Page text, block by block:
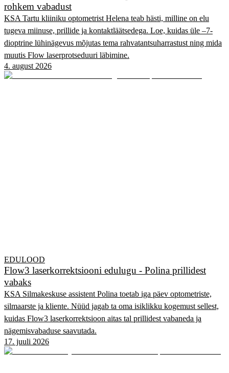
rohkem vabadust
KSA Tartu kliiniku optometrist Helena teab hästi, milline on elu
tugeva miinuse, prillide ja kontaktläätsedega. Loe, kuidas üle –7-
dioptrine lühinägevus mõjutas tema rahvatantsuharrastust ning mida
muutis Flow laserprotseduuri läbimine.
4. august 2026
EDULOOD
Flow3 laserkorrektsiooni edulugu - Polina prillidest
vabaks
KSA Silmakeskuse assistent Polina toetab iga päev optometriste,
silmaarste ja kliente. Nüüd jagab ta oma isiklikku kogemust sellest,
kuidas Flow3 laserkorrektsioon aitas tal prillidest vabaneda ja
nägemisvabaduse saavutada.
17. juuli 2026